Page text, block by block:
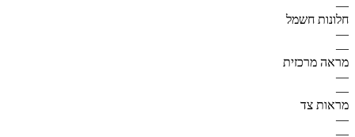
—
חלונות חשמל
—
—
מראה מרכזית
—
—
מראות צד
—
—